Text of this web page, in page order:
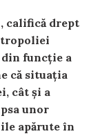
califică drept
din funcție a
că situația
cât și a
unor
apărute în